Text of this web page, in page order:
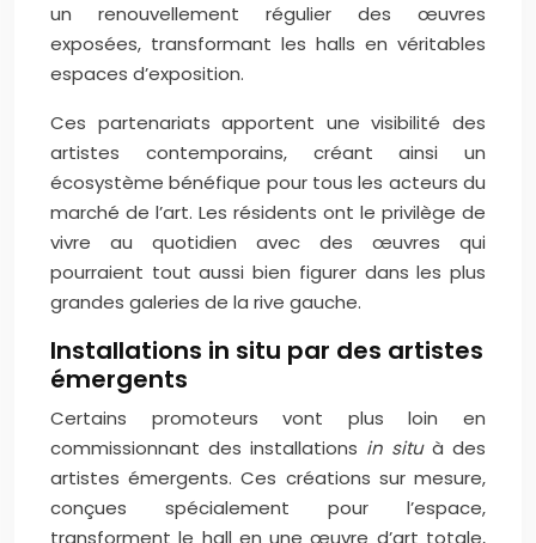
un renouvellement régulier des œuvres
exposées, transformant les halls en véritables
espaces d’exposition.
Ces partenariats apportent une visibilité des
artistes contemporains, créant ainsi un
écosystème bénéfique pour tous les acteurs du
marché de l’art. Les résidents ont le privilège de
vivre au quotidien avec des œuvres qui
pourraient tout aussi bien figurer dans les plus
grandes galeries de la rive gauche.
Installations in situ par des artistes
émergents
Certains promoteurs vont plus loin en
commissionnant des installations in situ à des
artistes émergents. Ces créations sur mesure,
conçues spécialement pour l’espace,
transforment le hall en une œuvre d’art totale,